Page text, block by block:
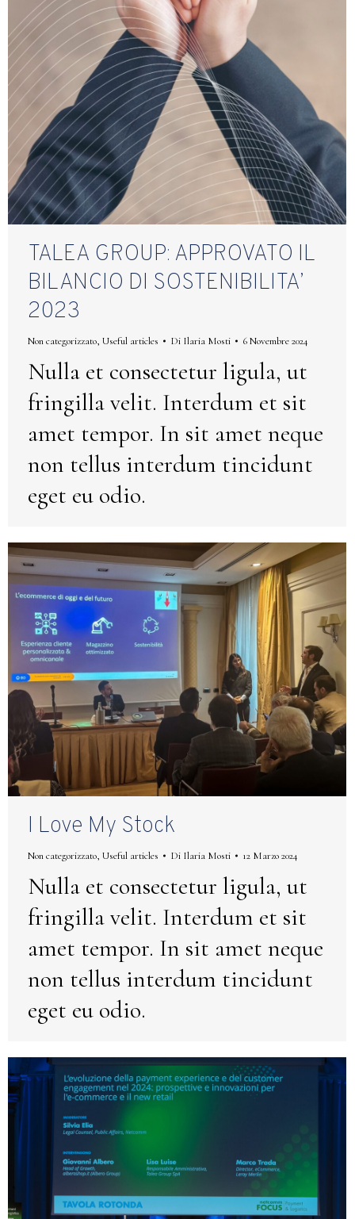
TALEA GROUP: APPROVATO IL
BILANCIO DI SOSTENIBILITA’
2023
Non categorizzato, Useful articles Di Ilaria Mosti 6 Novembre 2024
Nulla et consectetur ligula, ut
fringilla velit. Interdum et sit
amet tempor. In sit amet neque
non tellus interdum tincidunt
eget eu odio.
I Love My Stock
Non categorizzato, Useful articles Di Ilaria Mosti 12 Marzo 2024
Nulla et consectetur ligula, ut
fringilla velit. Interdum et sit
amet tempor. In sit amet neque
non tellus interdum tincidunt
eget eu odio.